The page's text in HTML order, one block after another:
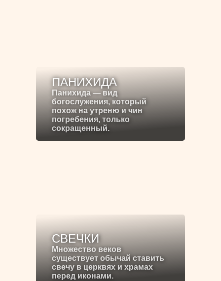
ПАНИХИДА
Панихида — вид
богослужения, который
похож на утреню и чин
погребения, только
сокращенный.
СВЕЧКИ
Множество веков
существует обычай ставить
свечу в церквях и храмах
перед иконами.